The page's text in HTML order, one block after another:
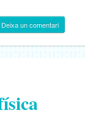
Deixa un comentari